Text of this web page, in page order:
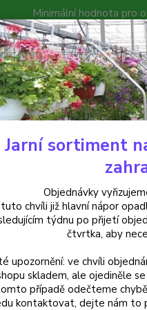
Minimální hodnota pro
můžete čekat nejpozději v
Poradna Kontakty
Trvalky Astra skalková (Aster
skalková
Jarní sortiment
Objednávky
chvíli již hlavní nápor
týdnu po přijetí
čtvrtka, aby
upozornění: ve chvíli
skladem, ale ojediněle
případě odečteme
kontaktovat, dejte nám to